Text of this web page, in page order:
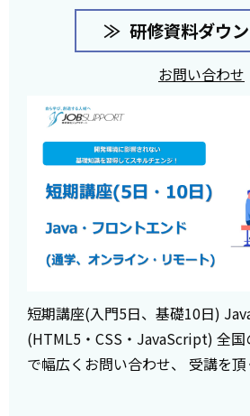
研修資料ダウ
お問い合わせ
短期講座(入門5日、基礎10日)
(HTML5・CSS・JavaScript) 全
で幅広くお問い合わせ、 受講を